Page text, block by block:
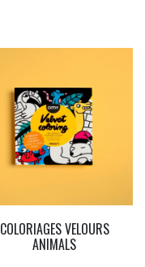
COLORIAGES VELOURS
ANIMALS